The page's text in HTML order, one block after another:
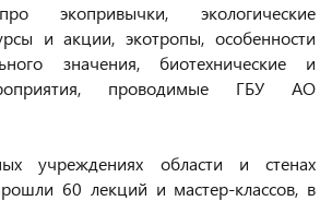
экопривычки, экологические
и акции, экотропы, особенности
значения, биотехнические и
проводимые ГБУ АО
учреждениях области и стенах
60 лекций и мастер-классов, в